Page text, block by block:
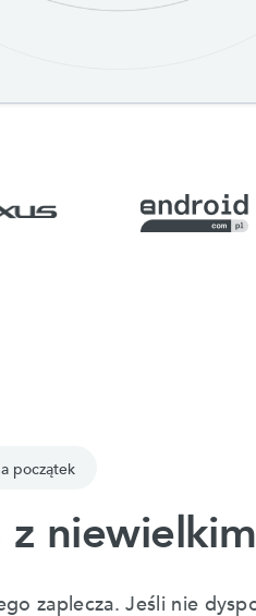
początek
zaplecza. Jeśli nie